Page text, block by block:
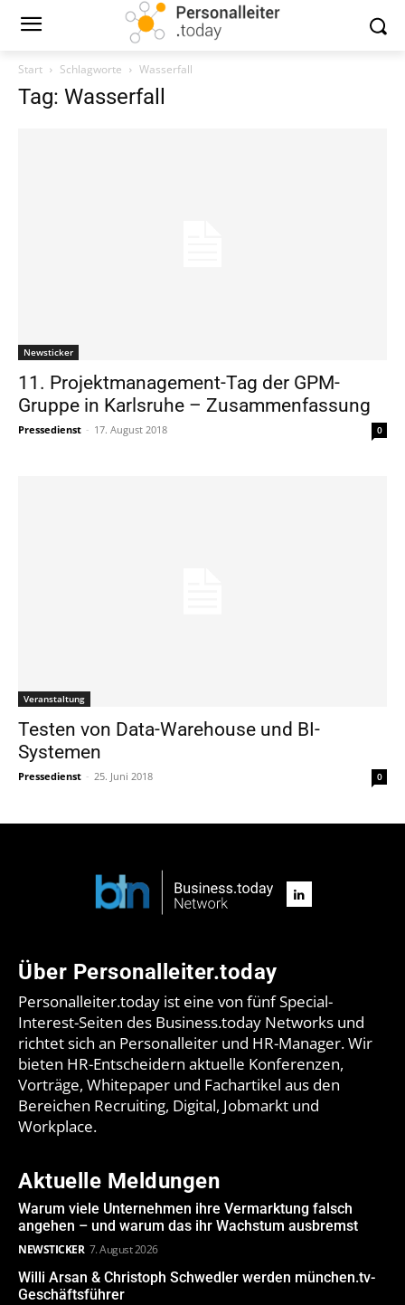
Start Schlagworte Wasserfall
Tag: Wasserfall
Newsticker
11. Projektmanagement-Tag der GPM-
Gruppe in Karlsruhe – Zusammenfassung
Pressedienst - 17. August 2018 0
Veranstaltung
Testen von Data-Warehouse und BI-
Systemen
Pressedienst - 25. Juni 2018 0
Über Personalleiter.today
Personalleiter.today ist eine von fünf Special-
Interest-Seiten des Business.today Networks und
richtet sich an Personalleiter und HR-Manager. Wir
bieten HR-Entscheidern aktuelle Konferenzen,
Vorträge, Whitepaper und Fachartikel aus den
Bereichen Recruiting, Digital, Jobmarkt und
Workplace.
Aktuelle Meldungen
Warum viele Unternehmen ihre Vermarktung falsch
angehen – und warum das ihr Wachstum ausbremst
NEWSTICKER 7. August 2026
Willi Arsan & Christoph Schwedler werden münchen.tv-
Geschäftsführer